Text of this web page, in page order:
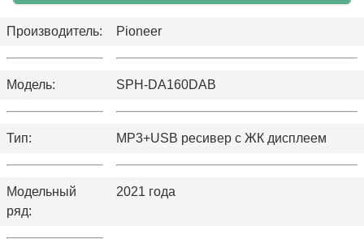
Производитель: Pioneer
Модель: SPH-DA160DAB
Тип: MP3+USB ресивер с ЖК дисплеем
Модельный
ряд:
2021 года